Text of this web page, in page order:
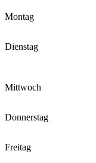
Montag
Dienstag
Mittwoch
Donnerstag
Freitag